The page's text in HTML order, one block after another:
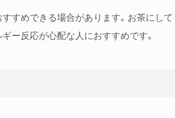
すめできる場合があります。お茶にし
ー反応が心配な人におすすめです。